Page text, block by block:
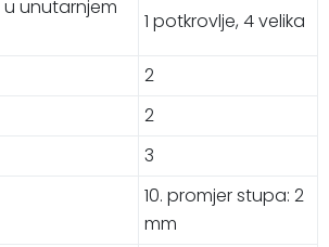
unutarnjem
1 potkrovlje, 4 velika
2
2
3
10. promjer stupa: 2
mm